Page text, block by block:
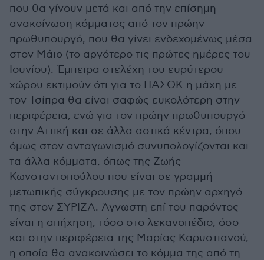
που θα γίνουν μετά και από την επίσημη
ανακοίνωση κόμματος από τον πρώην
πρωθυπουργό, που θα γίνει ενδεχομένως μέσα
στον Μάιο (το αργότερο τις πρώτες ημέρες του
Ιουνίου). Έμπειρα στελέχη του ευρύτερου
χώρου εκτιμούν ότι για το ΠΑΣΟΚ η μάχη με
τον Τσίπρα θα είναι σαφώς ευκολότερη στην
περιφέρεια, ενώ για τον πρώην πρωθυπουργό
στην Αττική και σε άλλα αστικά κέντρα, όπου
όμως στον ανταγωνισμό συνυπολογίζονται και
τα άλλα κόμματα, όπως της Ζωής
Κωνσταντοπούλου που είναι σε γραμμή
μετωπικής σύγκρουσης με τον πρώην αρχηγό
της στον ΣΥΡΙΖΑ. Άγνωστη επί του παρόντος
είναι η απήχηση, τόσο στο λεκανοπέδιο, όσο
και στην περιφέρεια της Μαρίας Καρυστιανού,
η οποία θα ανακοινώσει το κόμμα της από τη